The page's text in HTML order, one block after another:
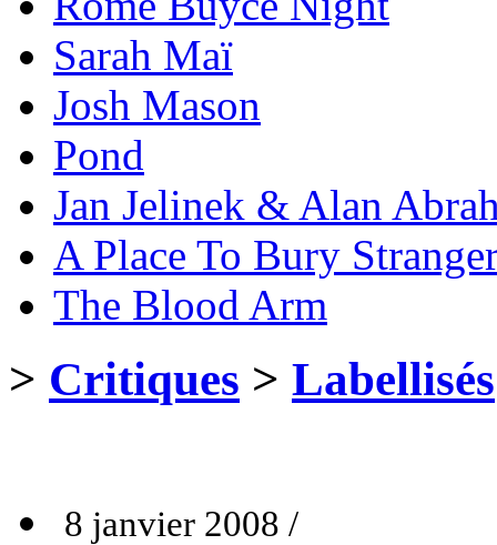
Sarah Maï
Josh Mason
Pond
Jan Jelinek & Alan
A Place To Bury
The Blood Arm
> Critiques > Labellisés
8 janvier 2008 /